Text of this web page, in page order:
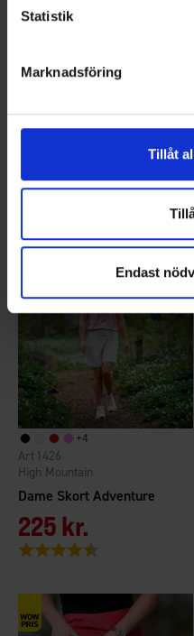
Statistik
Marknadsföring
Tillåt
Endast
High Mountain
1547
265 kr.
4.6 ud af 5 stjerner
+4
Dame Skort Adventure
High Mountain
1426
225 kr.
Vurdering: